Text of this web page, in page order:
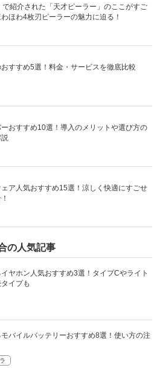
で紹介された「天才ピーラー」のここがすご
ほわ4枚刃ピーラーの魅力に迫る！
すすめ5選！料金・サービスを徹底比較
おすすめ10選！導入のメリットや選び方の
ア人気おすすめ15選！涼しく快適にすごせ
の人気記事
ヤホン人気おすすめ3選！タイプCやライト
イプも
バイルバッテリーおすすめ8選！使い方の注